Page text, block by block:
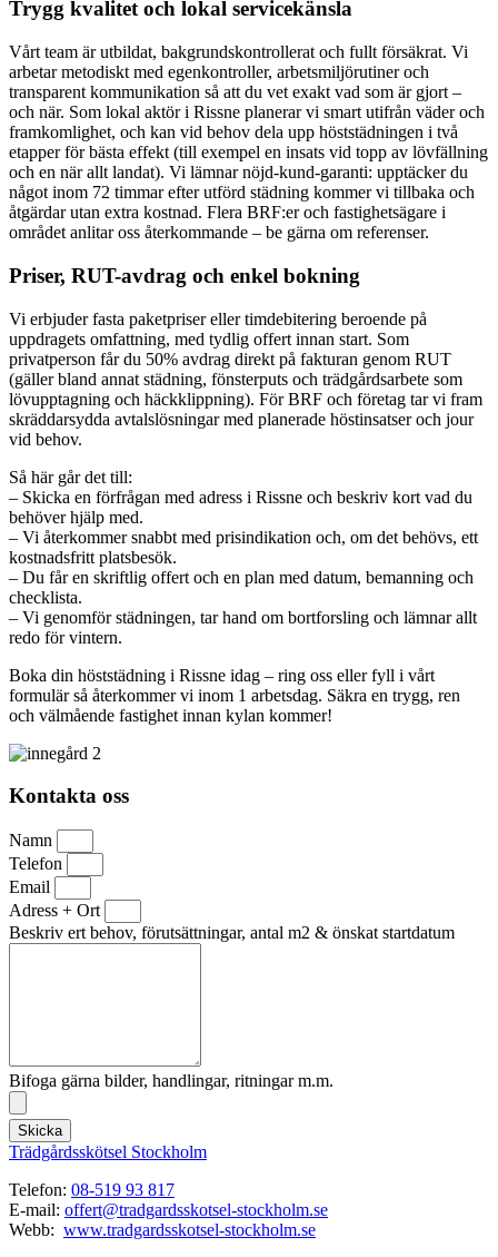
Trygg kvalitet och lokal servicekänsla
Vårt team är utbildat, bakgrundskontrollerat och fullt försäkrat. Vi
arbetar metodiskt med egenkontroller, arbetsmiljörutiner och
transparent kommunikation så att du vet exakt vad som är gjort –
och när. Som lokal aktör i Rissne planerar vi smart utifrån väder och
framkomlighet, och kan vid behov dela upp höststädningen i två
etapper för bästa effekt (till exempel en insats vid topp av lövfällning
och en när allt landat). Vi lämnar nöjd-kund-garanti: upptäcker du
något inom 72 timmar efter utförd städning kommer vi tillbaka och
åtgärdar utan extra kostnad. Flera BRF:er och fastighetsägare i
området anlitar oss återkommande – be gärna om referenser.
Priser, RUT-avdrag och enkel bokning
Vi erbjuder fasta paketpriser eller timdebitering beroende på
uppdragets omfattning, med tydlig offert innan start. Som
privatperson får du 50% avdrag direkt på fakturan genom RUT
(gäller bland annat städning, fönsterputs och trädgårdsarbete som
lövupptagning och häckklippning). För BRF och företag tar vi fram
skräddarsydda avtalslösningar med planerade höstinsatser och jour
vid behov.
Så här går det till:
– Skicka en förfrågan med adress i Rissne och beskriv kort vad du
behöver hjälp med.
– Vi återkommer snabbt med prisindikation och, om det behövs, ett
kostnadsfritt platsbesök.
– Du får en skriftlig offert och en plan med datum, bemanning och
checklista.
– Vi genomför städningen, tar hand om bortforsling och lämnar allt
redo för vintern.
Boka din höststädning i Rissne idag – ring oss eller fyll i vårt
formulär så återkommer vi inom 1 arbetsdag. Säkra en trygg, ren
och välmående fastighet innan kylan kommer!
Kontakta oss
Namn
Telefon
Email
Adress + Ort
Beskriv ert behov, förutsättningar, antal m2 & önskat startdatum
Bifoga gärna bilder, handlingar, ritningar m.m.
Skicka
Trädgårdsskötsel Stockholm
Telefon: 08-519 93 817
E-mail: offert@tradgardsskotsel-stockholm.se
Webb: www.tradgardsskotsel-stockholm.se